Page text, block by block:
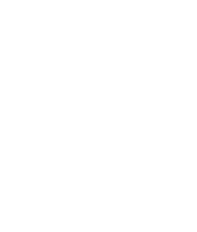
El Sevilla FC va
internacionales